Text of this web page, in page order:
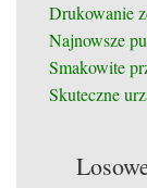
Drukowanie
Najnowsze
Smakowite
Skuteczne